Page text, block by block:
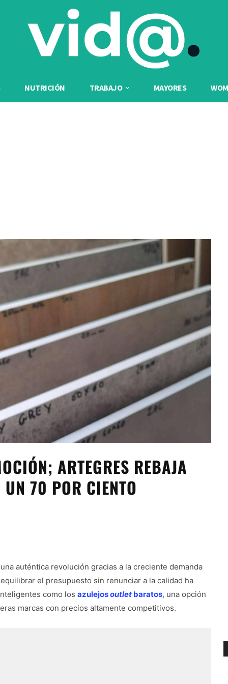
NUTRICIÓN TRABAJO MAYORES
ARTEGRES REBAJA
70 POR CIENTO
auténtica revolución gracias a la creciente demanda
el presupuesto sin renunciar a la calidad ha
como los azulejosoutlet baratos, una opción
marcas con precios altamente competitivos.